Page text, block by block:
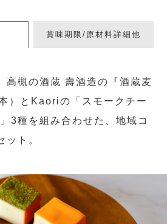
賞味期限/原材料詳細他
高槻の酒蔵 壽酒造の『酒蔵麦
）とKaoriの「スモークチー
3種を組み合わせた、地域コ
ット。